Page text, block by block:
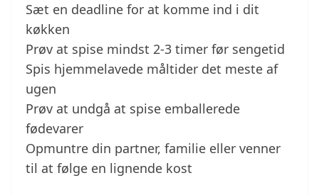
Sæt en deadline for at komme ind i dit
køkken
Prøv at spise mindst 2-3 timer før sengetid
Spis hjemmelavede måltider det meste af
ugen
Prøv at undgå at spise emballerede
fødevarer
Opmuntre din partner, familie eller venner
til at følge en lignende kost